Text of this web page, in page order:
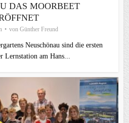
DAS MOORBEET
von Günther Freund
Neuschönau sind die ersten
Lernstation am Hans...